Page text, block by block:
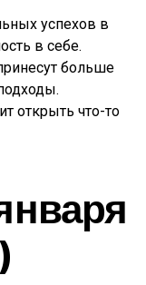
успехов в
в себе.
больше
открыть что-то